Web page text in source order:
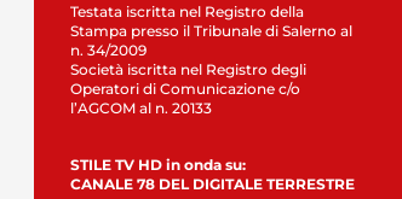
Testata iscritta nel Registro della
Stampa presso il Tribunale di Salerno al
n. 34/2009
Società iscritta nel Registro degli
Operatori di Comunicazione c/o
l’AGCOM al n. 20133
STILE TV HD in onda su:
CANALE 78 DEL DIGITALE TERRESTRE